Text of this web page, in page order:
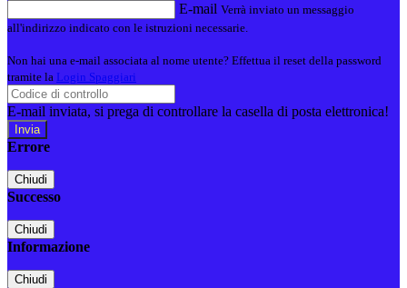
E-mail Verrà inviato un messaggio
all'indirizzo indicato con le istruzioni necessarie.
Non hai una e-mail associata al nome utente? Effettua il reset della password
tramite la Login Spaggiari
E-mail inviata, si prega di controllare la casella di posta elettronica!
Errore
Chiudi
Successo
Chiudi
Informazione
Chiudi